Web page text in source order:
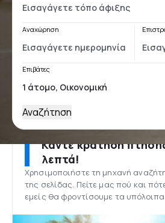
Αναχώρηση
Επιβάτες
Αναζήτηση
Κάντε κράτηση
λεπτά!
Χρησιμοποιήστε τη μηχανή
της σελίδας. Πείτε μας πού και
εμείς θα φροντίσουμε τα υπόλοιπα.